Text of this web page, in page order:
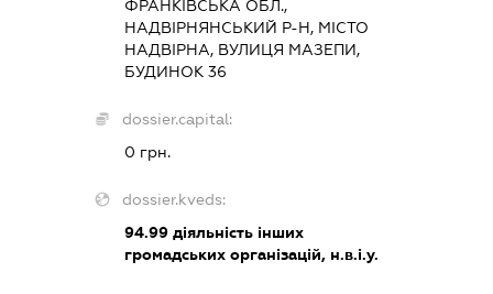
ФРАНКІВСЬКА ОБЛ.,
НАДВІРНЯНСЬКИЙ Р-Н, МІСТО
НАДВІРНА, ВУЛИЦЯ МАЗЕПИ,
БУДИНОК 36
dossier.capital:
0 грн.
dossier.kveds:
94.99 діяльність інших
громадських організацій, н.в.і.у.